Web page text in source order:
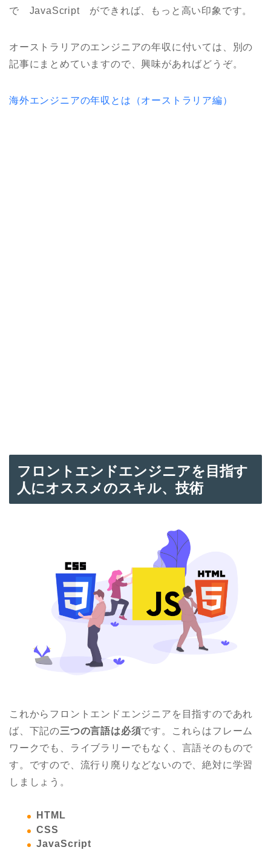
で JavaScript ができれば、もっと高い印象です。
オーストラリアのエンジニアの年収に付いては、別の
記事にまとめていますので、興味があればどうぞ。
海外エンジニアの年収とは（オーストラリア編）
フロントエンドエンジニアを目指す
人にオススメのスキル、技術
これからフロントエンドエンジニアを目指すのであれ
ば、下記の三つの言語は必須です。これらはフレーム
ワークでも、ライブラリーでもなく、言語そのもので
す。ですので、流行り廃りなどないので、絶対に学習
しましょう。
HTML
CSS
JavaScript